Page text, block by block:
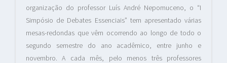
organização do professor Luís André Nepomuceno, o “I
Simpósio de Debates Essenciais” tem apresentado várias
mesas-redondas que vêm ocorrendo ao longo de todo o
segundo semestre do ano acadêmico, entre junho e
novembro. A cada mês, pelo menos três professores